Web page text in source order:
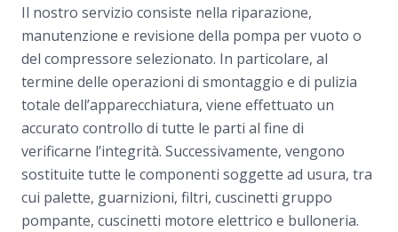
Il nostro servizio consiste nella riparazione,
manutenzione e revisione della pompa per vuoto o
del compressore selezionato. In particolare, al
termine delle operazioni di smontaggio e di pulizia
totale dell’apparecchiatura, viene effettuato un
accurato controllo di tutte le parti al fine di
verificarne l’integrità. Successivamente, vengono
sostituite tutte le componenti soggette ad usura, tra
cui palette, guarnizioni, filtri, cuscinetti gruppo
pompante, cuscinetti motore elettrico e bulloneria.